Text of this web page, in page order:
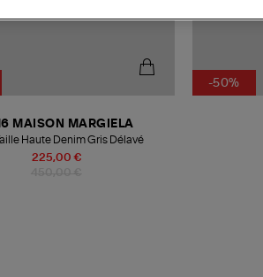
225,00 €
MAISON MARGIELA
Haute Denim Gris Délavé
-50%